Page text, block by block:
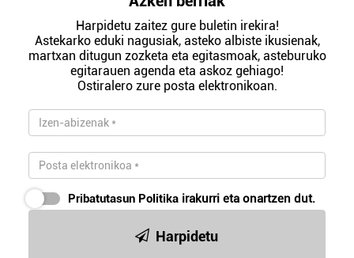
Harpidetu zaitez gure buletin irekira!
Astekarko eduki nagusiak, asteko albiste ikusienak,
martxan ditugun zozketa eta egitasmoak, asteburuko
egitarauen agenda eta askoz gehiago!
Ostiralero zure posta elektronikoan.
Pribatutasun Politika irakurri eta onartzen dut.
Harpidetu